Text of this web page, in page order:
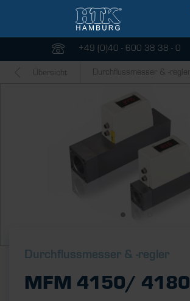
+49 (0)40 - 600 38 38 - 0
Übersicht Durchflussmesser & -regler
Durch­fluss­messer & ­-regler
MFM 4150/ 4180